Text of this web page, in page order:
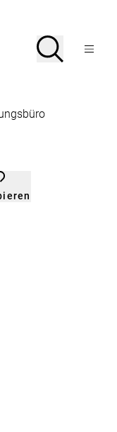
Suche
SucheMenü